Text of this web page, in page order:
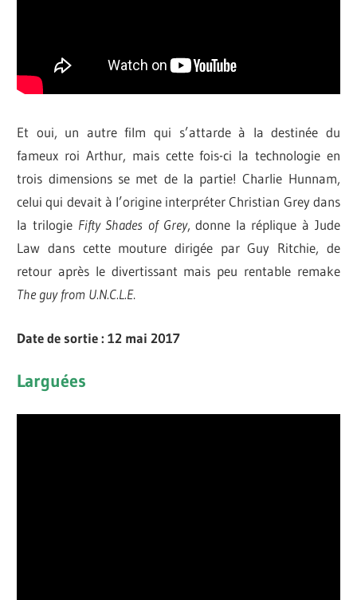
Et oui, un autre film qui s’attarde à la destinée du
fameux roi Arthur, mais cette fois-ci la technologie en
trois dimensions se met de la partie! Charlie Hunnam,
celui qui devait à l’origine interpréter Christian Grey dans
la trilogie Fifty Shades of Grey, donne la réplique à Jude
Law dans cette mouture dirigée par Guy Ritchie, de
retour après le divertissant mais peu rentable remake
The guy from U.N.C.L.E.
Date de sortie : 12 mai 2017
Larguées